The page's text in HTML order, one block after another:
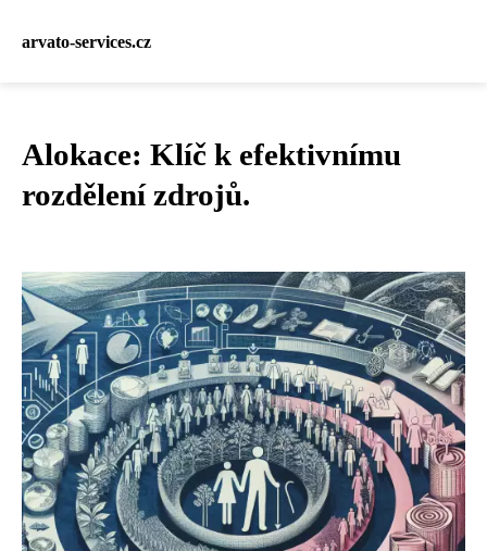
arvato-services.cz
Alokace: Klíč k efektivnímu
rozdělení zdrojů.